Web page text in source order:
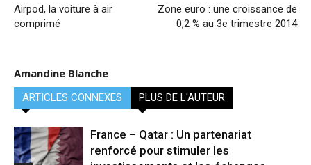
Airpod, la voiture à air
comprimé
Zone euro : une croissance de
0,2 % au 3e trimestre 2014
Amandine Blanche
ARTICLES CONNEXES PLUS DE L'AUTEUR
France – Qatar : Un partenariat
renforcé pour stimuler les